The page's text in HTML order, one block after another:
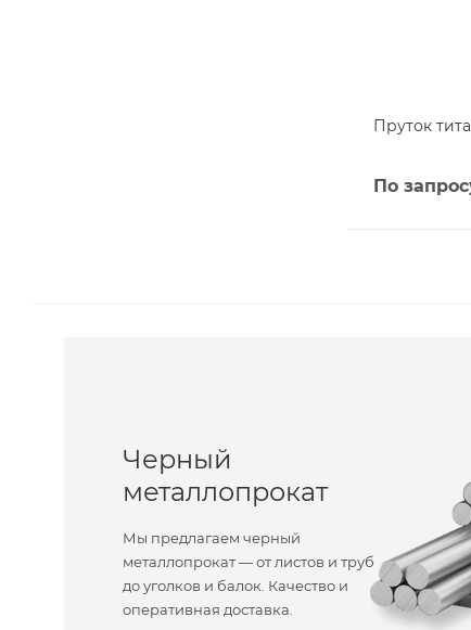
Пруток
По
Черный
металлопрокат
Мы предлагаем черный
металлопрокат — от листов и труб
до уголков и балок. Качество и
оперативная доставка.